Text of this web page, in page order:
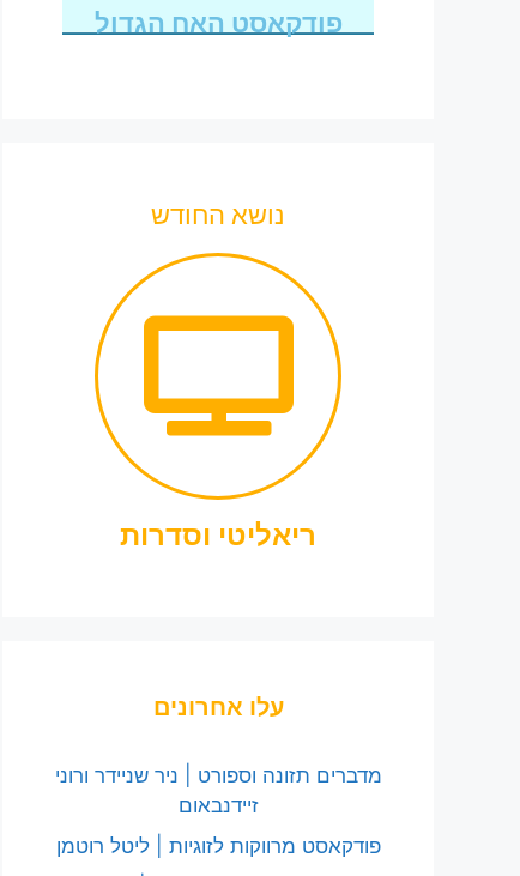
פודקאסט האח הגדול
נושא החודש
ריאליטי וסדרות
עלו אחרונים
מדברים תזונה וספורט | ניר שניידר ורוני
זיידנבאום
פודקאסט מרווקות לזוגיות | ליטל רוטמן